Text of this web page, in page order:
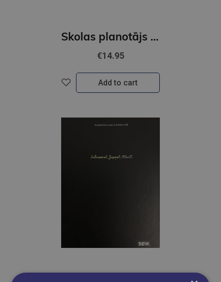
Skolas planotājs 26/27 Sapņo lielus sapņus
€14.95
Add to cart